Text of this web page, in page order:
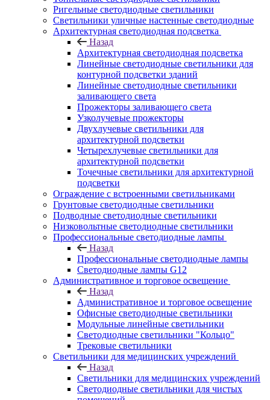
Ригельные светодиодные светильники
Светильники уличные настенные светодиодные
Архитектурная светодиодная подсветка
Назад
Архитектурная светодиодная подсветка
Линейные светодиодные светильники для
контурной подсветки зданий
Линейные светодиодные светильники
заливающего света
Прожекторы заливающего света
Узколучевые прожекторы
Двухлучевые светильники для
архитектурной подсветки
Четырехлучевые светильники для
архитектурной подсветки
Точечные светильники для архитектурной
подсветки
Ограждение с встроенными светильниками
Грунтовые светодиодные светильники
Подводные светодиодные светильники
Низковольтные светодиодные светильники
Профессиональные светодиодные лампы
Назад
Профессиональные светодиодные лампы
Светодиодные лампы G12
Административное и торговое освещение
Назад
Административное и торговое освещение
Офисные светодиодные светильники
Модульные линейные светильники
Светодиодные светильники "Кольцо"
Трековые светильники
Светильники для медицинских учреждений
Назад
Светильники для медицинских учреждений
Светодиодные светильники для чистых